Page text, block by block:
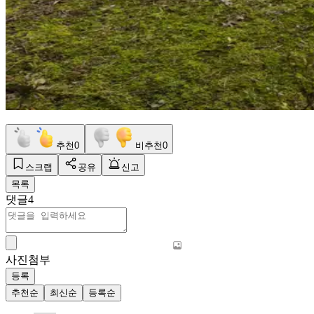
추천0 비추천0
스크랩 공유
신고
목록
댓글4
사진첨부
등록
추천순
최신순 등록순